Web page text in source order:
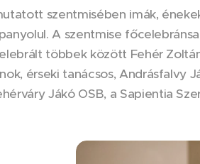
szentmisében imák,
A szentmise
többek között Fehér
érseki tanácsos, Andrásfalvy
Jákó OSB, a Sapientia